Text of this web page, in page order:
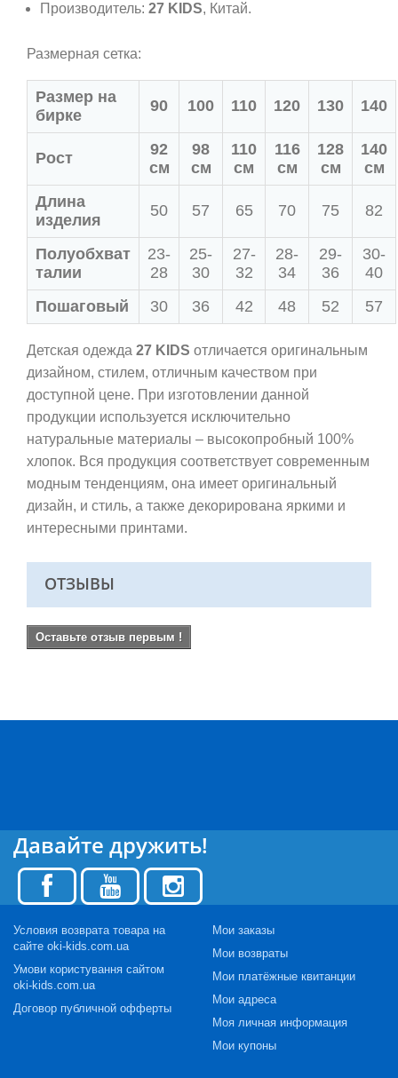
Производитель: 27 KIDS, Китай.
Размерная сетка:
Размер на
бирке
90 100 110 120 130 140
Рост
92
см
98
см
110
см
116
см
128
см
140
см
Длина
изделия
50 57 65 70 75 82
Полуобхват
талии
23-
28
25-
30
27-
32
28-
34
29-
36
30-
40
Пошаговый
30 36 42 48 52 57
Детская одежда 27 KIDS отличается оригинальным
дизайном, стилем, отличным качеством при
доступной цене. При изготовлении данной
продукции используется исключительно
натуральные материалы – высокопробный 100%
хлопок. Вся продукция соответствует современным
модным тенденциям, она имеет оригинальный
дизайн, и стиль, а также декорирована яркими и
интересными принтами.
ОТЗЫВЫ
Оставьте отзыв первым !
Давайте дружить!
Условия возврата товара на
сайте oki-kids.com.ua
Умови користування сайтом
oki-kids.com.ua
Договор публичной офферты
Мои заказы
Мои возвраты
Мои платёжные квитанции
Мои адреса
Моя личная информация
Мои купоны